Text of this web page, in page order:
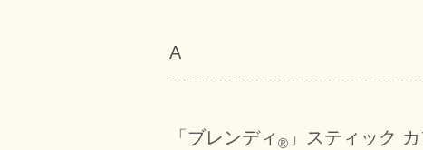
A
「ブレンディ ® 」スティック